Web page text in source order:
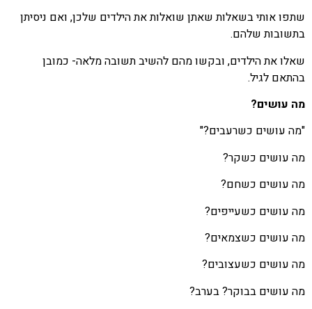
שתפו אותי בשאלות שאתן שואלות את הילדים שלכן, ואם ניסיתן
בתשובות שלהם.
שאלו את הילדים, ובקשו מהם להשיב תשובה מלאה- כמובן
בהתאם לגיל.
מה עושים?
"מה עושים כשרעבים?"
מה עושים כשקר?
מה עושים כשחם?
מה עושים כשעייפים?
מה עושים כשצמאים?
מה עושים כשעצובים?
מה עושים בבוקר? בערב?